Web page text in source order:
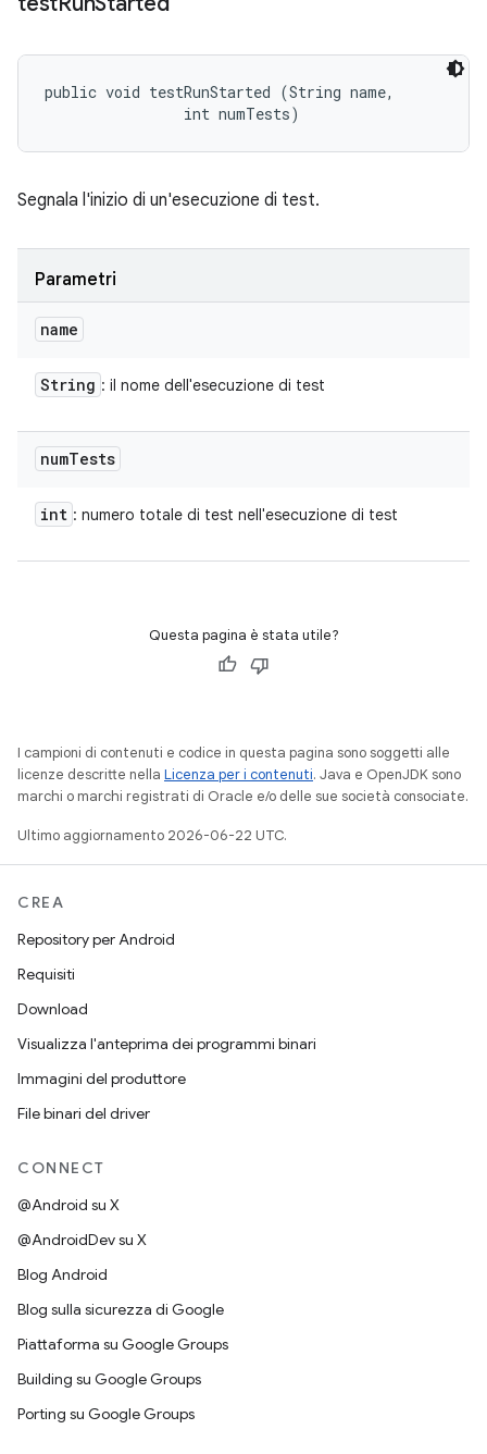
public void testRunStarted (String name,
                int numTests)
Segnala l'inizio di un'esecuzione di test.
Parametri
name
String : il nome dell'esecuzione di test
numTests
int : numero totale di test nell'esecuzione di test
Questa pagina è stata utile?
I campioni di contenuti e codice in questa pagina sono soggetti alle
licenze descritte nella Licenza per i contenuti. Java e OpenJDK sono
marchi o marchi registrati di Oracle e/o delle sue società consociate.
Ultimo aggiornamento 2026-06-22 UTC.
CREA
Repository per Android
Requisiti
Download
Visualizza l'anteprima dei programmi binari
Immagini del produttore
File binari del driver
CONNECT
@Android su X
@AndroidDev su X
Blog Android
Blog sulla sicurezza di Google
Piattaforma su Google Groups
Building su Google Groups
Porting su Google Groups